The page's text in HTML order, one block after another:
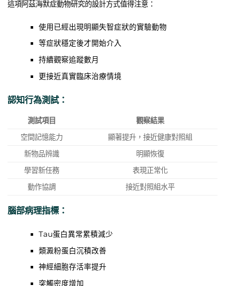
這項阿茲海默症動物研究的設計方式值得注意：
使用已經出現明顯失智症狀的實驗動物
等症狀穩定後才開始介入
持續觀察追蹤數月
更接近真實臨床治療情境
認知行為測試：
測試項目
觀察結果
空間記憶能力
顯著提升，接近健康對照組
新物品辨識
明顯恢復
學習新任務
表現正常化
動作協調
接近對照組水平
腦部病理指標：
Tau蛋白異常累積減少
類澱粉蛋白沉積改善
神經細胞存活率提升
突觸密度增加